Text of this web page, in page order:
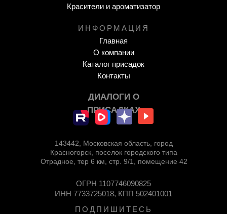
ПОДПИШИТЕСЬ
ИНФОРМАЦИЯ
Каталог присадок
Красители и ароматизатор
143442, Московская область, город
Красногорск, поселок городского типа
Отрадное, тер 6 км, стр. 9/1, помещение 42
ОГРН 1107746090825
ИНН 7733725018, КПП 502401001
ДИАЛОГИ О
ПРИСАДКАХ
Главная
О компании
Контакты